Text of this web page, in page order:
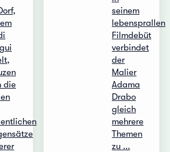
die
seinem
lebensprallen
Filmdebüt
verbindet
der
Malier
Adama
Drabo
gleich
mehrere
Themen
zu ...